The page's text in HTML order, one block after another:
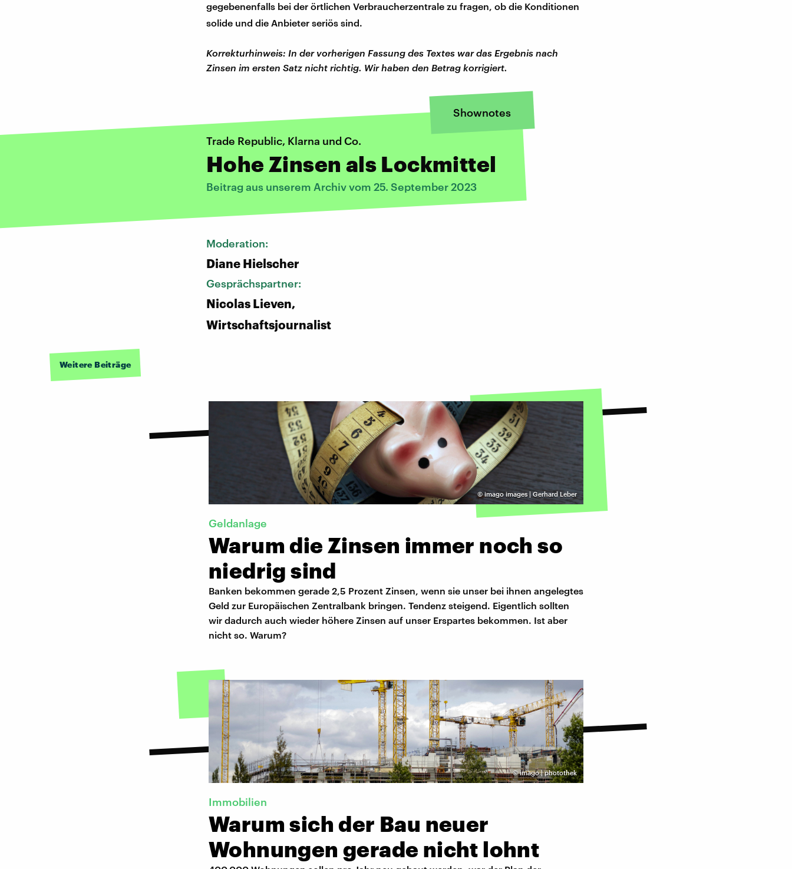
gegebenenfalls bei der örtlichen Verbraucherzentrale zu fragen, ob die Konditionen
solide und die Anbieter seriös sind.
Korrekturhinweis: In der vorherigen Fassung des Textes war das Ergebnis nach
Zinsen im ersten Satz nicht richtig. Wir haben den Betrag korrigiert.
Shownotes
Trade Republic, Klarna und Co.
Hohe Zinsen als Lockmittel
Beitrag aus unserem Archiv vom 25. September 2023
Moderation:
Diane Hielscher
Gesprächspartner:
Nicolas Lieven,
Wirtschaftsjournalist
Weitere Beiträge
©imago images | Gerhard Leber
Geldanlage
Warum die Zinsen immer noch so
niedrig sind
Banken bekommen gerade 2,5 Prozent Zinsen, wenn sie unser bei ihnen angelegtes
Geld zur Europäischen Zentralbank bringen. Tendenz steigend. Eigentlich sollten
wir dadurch auch wieder höhere Zinsen auf unser Erspartes bekommen. Ist aber
nicht so. Warum?
©imago | photothek
Immobilien
Warum sich der Bau neuer
Wohnungen gerade nicht lohnt